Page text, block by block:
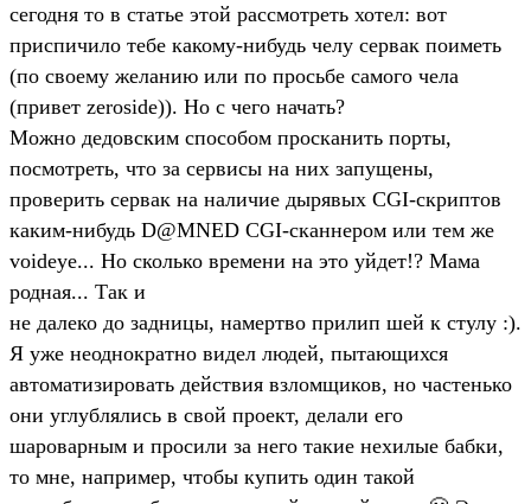
сегодня то в статье этой рассмотреть хотел: вот
приспичило тебе какому-нибудь челу сервак поиметь
(по своему желанию или по просьбе самого чела
(привет zeroside)). Но с чего начать?
Можно дедовским способом просканить порты,
посмотреть, что за сервисы на них запущены,
проверить сервак на наличие дырявых CGI-скриптов
каким-нибудь D@MNED CGI-сканнером или тем же
voideye... Но сколько времени на это уйдет!? Мама
родная... Так и
не далеко до задницы, намертво прилип шей к стулу :).
Я уже неоднократно видел людей, пытающихся
автоматизировать действия взломщиков, но частенько
они углублялись в свой проект, делали его
шароварным и просили за него такие нехилые бабки,
то мне, например, чтобы купить один такой